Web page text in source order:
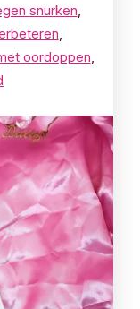
snurken
oordoppen